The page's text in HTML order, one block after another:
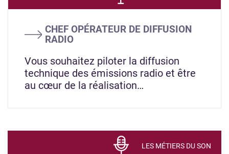
CHEF OPÉRATEUR DE DIFFUSION
RADIO
Vous souhaitez piloter la diffusion
technique des émissions radio et être
au cœur de la réalisation…
LES MÉTIERS DU SON